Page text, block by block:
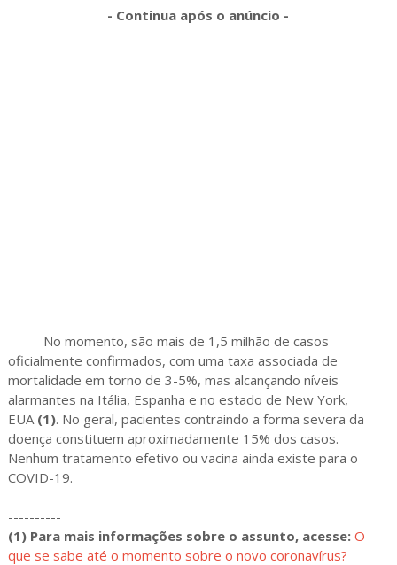
- Continua após o anúncio -
No momento, são mais de 1,5 milhão de casos
oficialmente confirmados, com uma taxa associada de
mortalidade em torno de 3-5%, mas alcançando níveis
alarmantes na Itália, Espanha e no estado de New York,
EUA (1). No geral, pacientes contraindo a forma severa da
doença constituem aproximadamente 15% dos casos.
Nenhum tratamento efetivo ou vacina ainda existe para o
COVID-19.
----------
(1) Para mais informações sobre o assunto, acesse: O
que se sabe até o momento sobre o novo coronavírus?